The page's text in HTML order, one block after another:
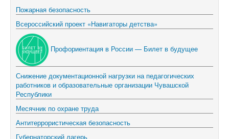
Пожарная безопасность
Всероссийский проект «Навигаторы детства»
Профориентация в России — Билет в будущее
Снижение документационной нагрузки на педагогических
работников и образовательные организации Чувашской
Республики
Месячник по охране труда
Антитеррористическая безопасность
Губернаторский лагерь